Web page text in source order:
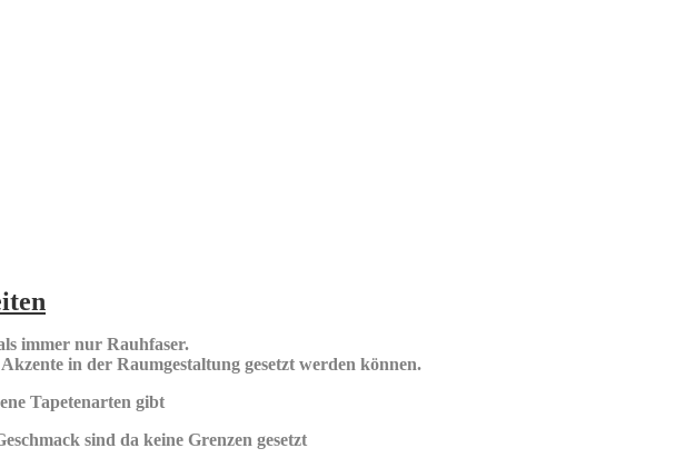
immer nur Rauhfaser.
in der Raumgestaltung gesetzt werden können.
Tapetenarten gibt
sind da keine Grenzen gesetzt